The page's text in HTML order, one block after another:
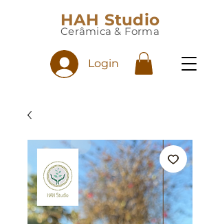
HAH Studio
Cerâmica & Forma
Login